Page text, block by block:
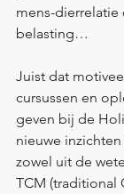
mens-dierrelatie
belasting…
Juist dat
cursussen en
geven bij de
nieuwe
zowel uit de
TCM (traditional